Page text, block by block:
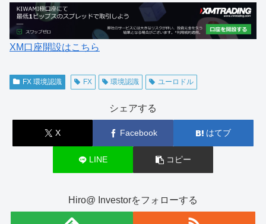
XM口座開設はこちら
FX 環境認識 FX 環境認識 ユーロドル
シェアする
X Facebook はてブ
LINE コピー
Hiro@ Investorをフォローする